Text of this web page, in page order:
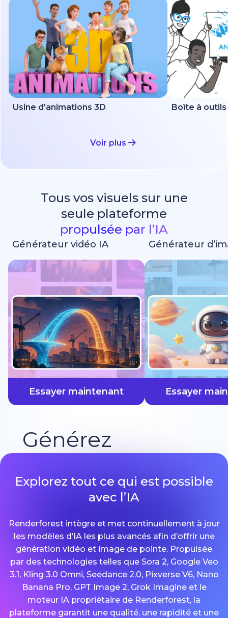
Usine d'animations 3D
Voir plus
Tous vos visuels sur une
seule plateforme
propulsée par l’IA
Générateur vidéo IA
Essayer maintenant
Générateur
Essayer
Générez
plus vite
Explorez tout ce qui est possible
avec l’IA
Renderforest intègre et met continuellement à jour
les modèles d’IA les plus avancés afin d’offrir une
génération vidéo et image de pointe. Propulsée
par des technologies telles que Sora 2, Google Veo
3.1, Kling 3.0 Omni, Seedance 2.0, Pixverse V6, Nano
Banana Pro, GPT Image 2, Grok Imagine et le
moteur IA propriétaire de Renderforest, la
plateforme garantit une qualité, une rapidité et une